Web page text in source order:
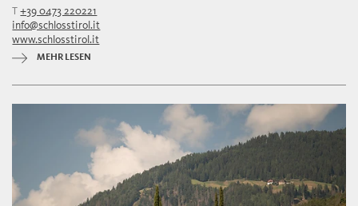
T+39 0473 220221
info@schlosstirol.it
www.schlosstirol.it
MEHR LESEN